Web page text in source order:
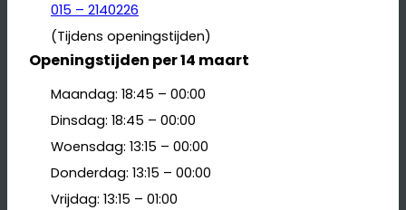
015 – 2140226
(Tijdens openingstijden)
Openingstijden per 14 maart
Maandag: 18:45 – 00:00
Dinsdag: 18:45 – 00:00
Woensdag: 13:15 – 00:00
Donderdag: 13:15 – 00:00
Vrijdag: 13:15 – 01:00